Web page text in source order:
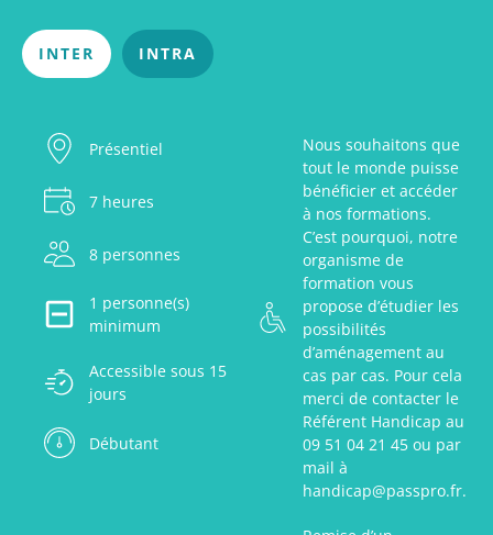
INTER INTRA
Présentiel
7 heures
8 personnes
1 personne(s)
minimum
Accessible sous 15
jours
Débutant
Nous souhaitons que
tout le monde puisse
bénéficier et accéder
à nos formations.
C’est pourquoi, notre
organisme de
formation vous
propose d’étudier les
possibilités
d’aménagement au
cas par cas. Pour cela
merci de contacter le
Référent Handicap au
09 51 04 21 45 ou par
mail à
handicap@passpro.fr.